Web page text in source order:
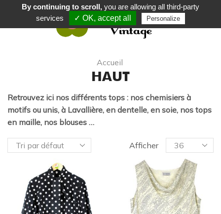
Accueil
HAUT
Retrouvez ici nos différents tops : nos chemisiers à
motifs ou unis, à Lavallière, en dentelle, en soie, nos tops
en maille, nos blouses …
Afficher
By continuing to scroll,you are allowing all third-party
services
✓ OK, accept all Personalize